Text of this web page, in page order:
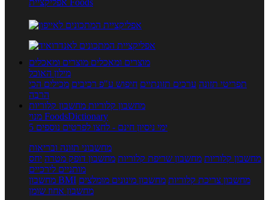
אפליקציית Foods
מוצרים ומאכלים מוצרים ומאכלים
מילון האוכל
תפריטי תזונה ערכים תזונתיים חיפוש ע"פ רכיבים מכילים הכי
הרבה
מחשבון קלוריות מחשבון קלוריות
מנוי FoodsDictionary
5 ימי ניסיון חינם - לחצו לפרטים נוספים
מחשבוני תזונה ובריאות
מחשבון קלוריות מחשבון שריפת קלוריות מחשבון דופק מטרה יחס
מותניים לירכיים
מחשבון BMI
מחשבון צריכת קלוריות מחשבון מינונים מומלצים
מחשבון אחוז שומן